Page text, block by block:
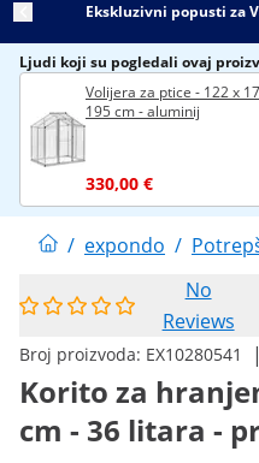
Ekskluzivni popusti za
Ljudi koji su pogledali ovaj
Volijera za ptice - 122 x
195 cm - aluminij
330,00 €
/ expondo /
No
Reviews
Broj proizvoda: EX10280541 |
Korito za
cm - 36 litara -